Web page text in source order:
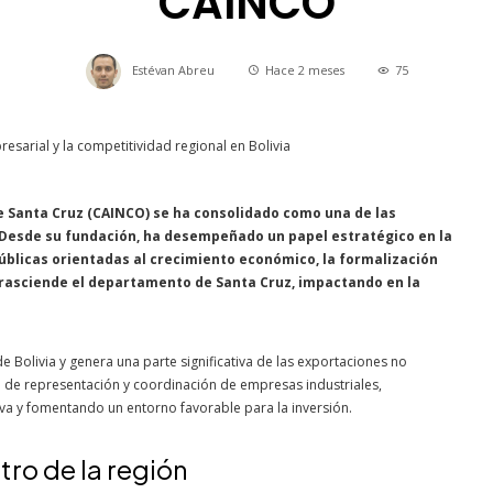
Estévan Abreu Hace 2 meses 75
Cruz (CAINCO) se ha consolidado como una de las
su fundación, ha desempeñado un papel estratégico en la
orientadas al crecimiento económico, la formalización
el departamento de Santa Cruz, impactando en la
Bolivia y genera una parte significativa de las exportaciones no
representación y coordinación de empresas industriales,
y fomentando un entorno favorable para la inversión.
de la región